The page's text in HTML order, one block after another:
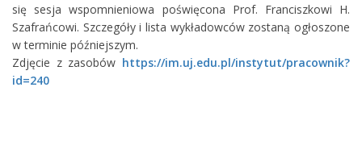
się sesja wspomnieniowa poświęcona Prof. Franciszkowi H.
Szafrańcowi. Szczegóły i lista wykładowców zostaną ogłoszone
w terminie późniejszym.
Zdjęcie z zasobów https://im.uj.edu.pl/instytut/pracownik?
id=240